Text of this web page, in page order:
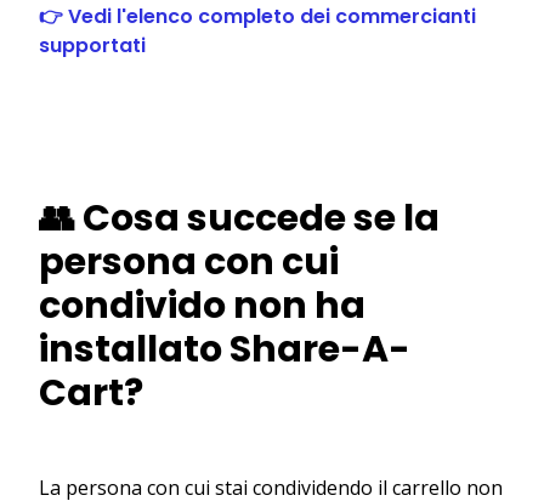
👉 Vedi l'elenco completo dei commercianti
supportati
👥 Cosa succede se la
persona con cui
condivido non ha
installato Share-A-
Cart?
La persona con cui stai condividendo il carrello non